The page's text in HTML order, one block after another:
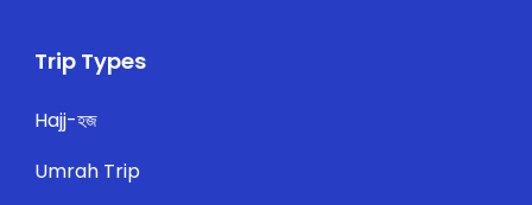
Trip Types
Hajj-হজ
Umrah Trip